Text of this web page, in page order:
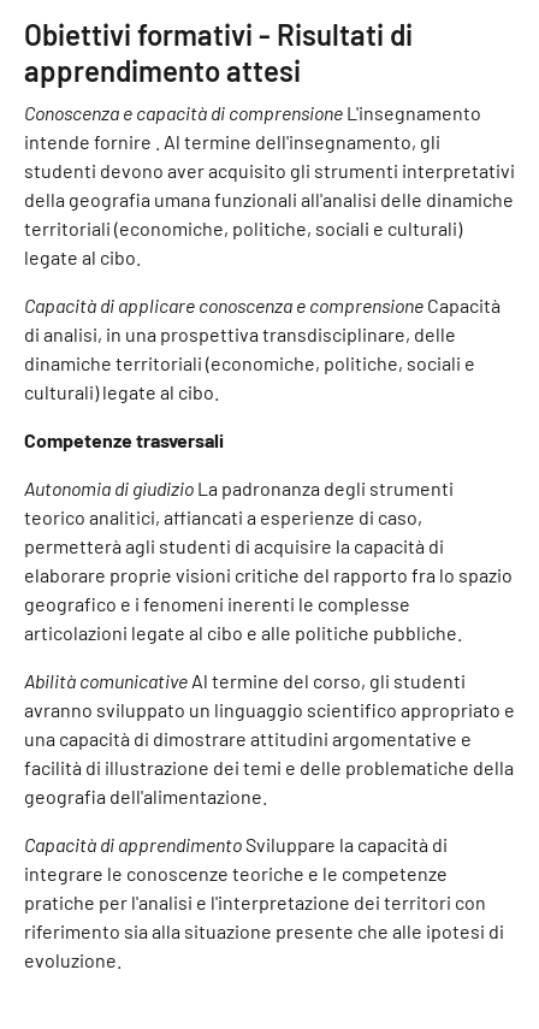
Obiettivi formativi - Risultati di
apprendimento attesi
Conoscenza e capacità di comprensione L'insegnamento
intende fornire . Al termine dell'insegnamento, gli
studenti devono aver acquisito gli strumenti interpretativi
della geografia umana funzionali all'analisi delle dinamiche
territoriali (economiche, politiche, sociali e culturali)
legate al cibo.
Capacità di applicare conoscenza e comprensione Capacità
di analisi, in una prospettiva transdisciplinare, delle
dinamiche territoriali (economiche, politiche, sociali e
culturali) legate al cibo.
Competenze trasversali
Autonomia di giudizio La padronanza degli strumenti
teorico analitici, affiancati a esperienze di caso,
permetterà agli studenti di acquisire la capacità di
elaborare proprie visioni critiche del rapporto fra lo spazio
geografico e i fenomeni inerenti le complesse
articolazioni legate al cibo e alle politiche pubbliche.
Abilità comunicative Al termine del corso, gli studenti
avranno sviluppato un linguaggio scientifico appropriato e
una capacità di dimostrare attitudini argomentative e
facilità di illustrazione dei temi e delle problematiche della
geografia dell'alimentazione.
Capacità di apprendimentoSviluppare la capacità di
integrare le conoscenze teoriche e le competenze
pratiche per l'analisi e l'interpretazione dei territori con
riferimento sia alla situazione presente che alle ipotesi di
evoluzione.